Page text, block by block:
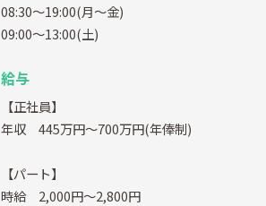
08:30～19:00(月～金)
09:00～13:00(土)
給与
【正社員】
年収 445万円～700万円(年俸制)
【パート】
時給 2,000円～2,800円